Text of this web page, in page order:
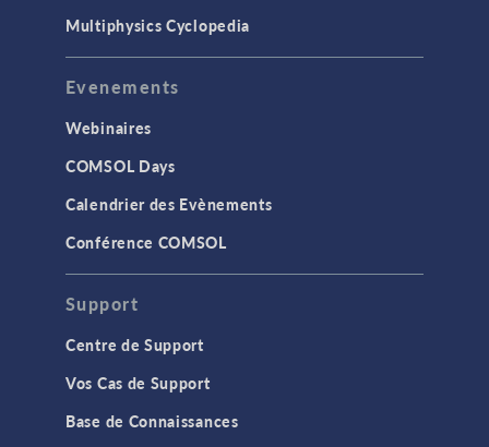
Multiphysics Cyclopedia
Evenements
Webinaires
COMSOL Days
Calendrier des Evènements
Conférence COMSOL
Support
Centre de Support
Vos Cas de Support
Base de Connaissances